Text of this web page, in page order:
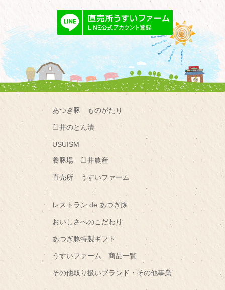
あつぎ豚 ものがたり
臼井のとん漬
USUISM
養豚場 臼井農産
直売所 うすいファーム
レストラン de あつぎ豚
おいしさへのこだわり
あつぎ豚特製ギフト
うすいファーム 商品一覧
その他取り扱いブランド・その他事業